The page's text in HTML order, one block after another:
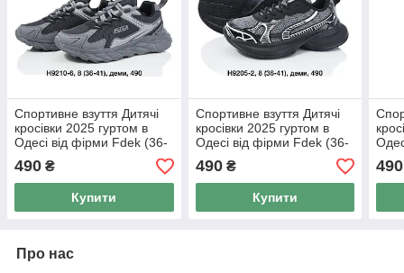
Спортивне взуття Дитячі
кросівки 2025 гуртом в
Одесі від фірми Fdek (36-
41)
490 ₴
Купити
Спортивне взуття Дитячі
кросівки 2025 гуртом в
Одесі від фірми Fdek (36-
41)
490₴
Купити
41)
490
Про нас